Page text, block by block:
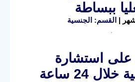
ببساطة
القسم: الجنسية
استشارة
قانونية مجانية خلال 24 ساعة